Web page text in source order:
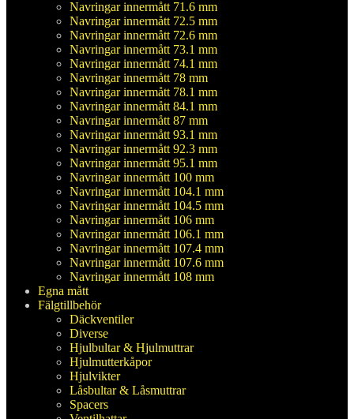
Navringar innermått 71.6 mm
Navringar innermått 72.5 mm
Navringar innermått 72.6 mm
Navringar innermått 73.1 mm
Navringar innermått 74.1 mm
Navringar innermått 78 mm
Navringar innermått 78.1 mm
Navringar innermått 84.1 mm
Navringar innermått 87 mm
Navringar innermått 93.1 mm
Navringar innermått 92.3 mm
Navringar innermått 95.1 mm
Navringar innermått 100 mm
Navringar innermått 104.1 mm
Navringar innermått 104.5 mm
Navringar innermått 106 mm
Navringar innermått 106.1 mm
Navringar innermått 107.4 mm
Navringar innermått 107.6 mm
Navringar innermått 108 mm
Egna mått
Fälgtillbehör
Däckventiler
Diverse
Hjulbultar & Hjulmuttrar
Hjulmutterkåpor
Hjulvikter
Låsbultar & Låsmuttrar
Spacers